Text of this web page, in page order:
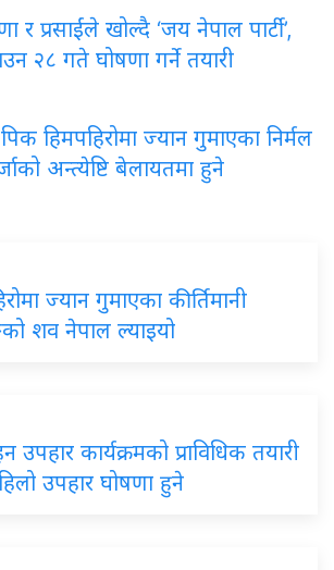
र प्रसाईंले खोल्दै ‘जय नेपाल पार्टी’,
२८ गते घोषणा गर्ने तयारी
पिक हिमपहिरोमा ज्यान गुमाएका निर्मल
अन्त्येष्टि बेलायतमा हुने
ज्यान गुमाएका कीर्तिमानी
शव नेपाल ल्याइयो
उपहार कार्यक्रमको प्राविधिक तयारी
उपहार घोषणा हुने